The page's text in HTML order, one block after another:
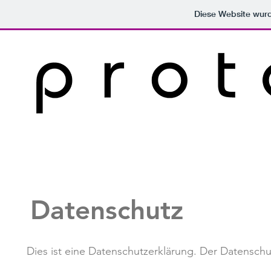
Diese Website
Datenschutz
Dies ist eine Datenschutzerklärung. Der